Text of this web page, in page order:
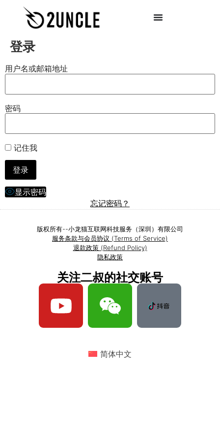
登录
用户名或邮箱地址
密码
记住我
显示密码
忘记密码？
版权所有--小龙猫互联网科技服务（深圳）有限公司
服务条款与会员协议 (Terms of Service)
退款政策 (Refund Policy)
隐私政策
关注二叔的社交账号
简体中文